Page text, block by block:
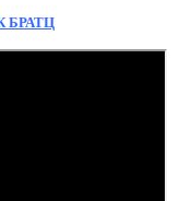
БРАТЦ